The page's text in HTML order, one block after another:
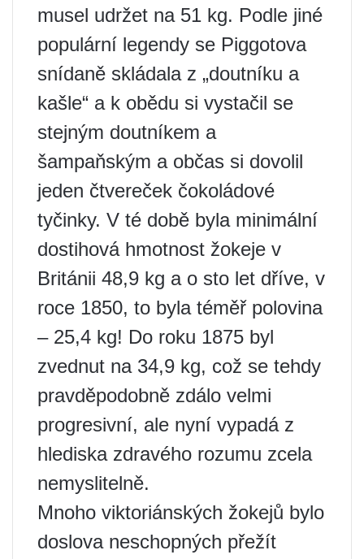
musel udržet na 51 kg. Podle jiné
populární legendy se Piggotova
snídaně skládala z „doutníku a
kašle“ a k obědu si vystačil se
stejným doutníkem a
šampaňským a občas si dovolil
jeden čtvereček čokoládové
tyčinky. V té době byla minimální
dostihová hmotnost žokeje v
Británii 48,9 kg a o sto let dříve, v
roce 1850, to byla téměř polovina
– 25,4 kg! Do roku 1875 byl
zvednut na 34,9 kg, což se tehdy
pravděpodobně zdálo velmi
progresivní, ale nyní vypadá z
hlediska zdravého rozumu zcela
nemyslitelně.
Mnoho viktoriánských žokejů bylo
doslova neschopných přežít